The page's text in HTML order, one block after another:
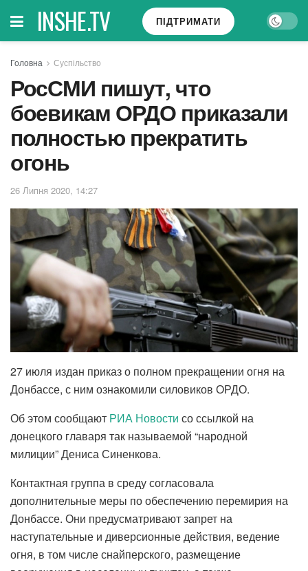
INSHE.TV ПІДТРИМАТИ
Головна Суспільство
РосСМИ пишут, что
боевикам ОРДО приказали
полностью прекратить
огонь
26 Липня 2020, 14:27
27 июля издан приказ о полном прекращении огня на
Донбассе, с ним ознакомили силовиков ОРДО.
Об этом сообщают РИА Новости со ссылкой на
донецкого главаря так называемой “народной
милиции” Дениса Синенкова.
Контактная группа в среду согласовала
дополнительные меры по обеспечению перемирия на
Донбассе. Они предусматривают запрет на
наступательные и диверсионные действия, ведение
огня, в том числе снайперского, размещение